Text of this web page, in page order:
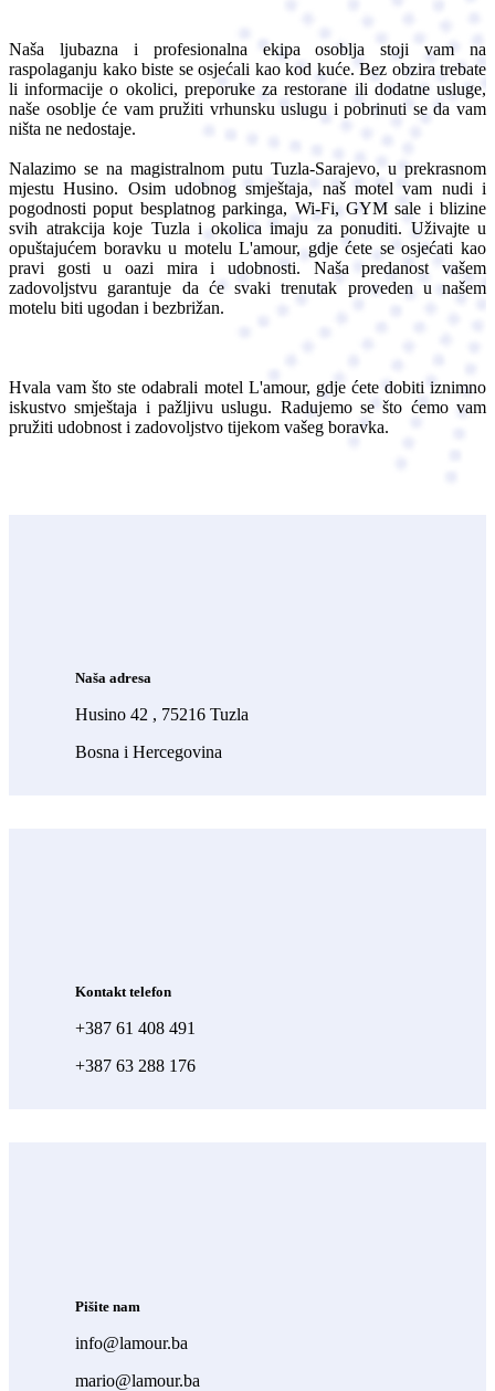
Naša ljubazna i profesionalna ekipa osoblja stoji vam na
raspolaganju kako biste se osjećali kao kod kuće. Bez obzira trebate
li informacije o okolici, preporuke za restorane ili dodatne usluge,
naše osoblje će vam pružiti vrhunsku uslugu i pobrinuti se da vam
ništa ne nedostaje.
Nalazimo se na magistralnom putu Tuzla-Sarajevo, u prekrasnom
mjestu Husino. Osim udobnog smještaja, naš motel vam nudi i
pogodnosti poput besplatnog parkinga, Wi-Fi, GYM sale i blizine
svih atrakcija koje Tuzla i okolica imaju za ponuditi. Uživajte u
opuštajućem boravku u motelu L'amour, gdje ćete se osjećati kao
pravi gosti u oazi mira i udobnosti. Naša predanost vašem
zadovoljstvu garantuje da će svaki trenutak proveden u našem
motelu biti ugodan i bezbrižan.
Hvala vam što ste odabrali motel L'amour, gdje ćete dobiti iznimno
iskustvo smještaja i pažljivu uslugu. Radujemo se što ćemo vam
pružiti udobnost i zadovoljstvo tijekom vašeg boravka.
Naša adresa
Husino 42 , 75216 Tuzla
Bosna i Hercegovina
Kontakt telefon
+387 61 408 491
+387 63 288 176
Pišite nam
info@lamour.ba
mario@lamour.ba